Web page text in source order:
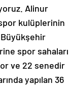
Alinur
kulüplerinin
Büyükşehir
spor sahaları
ve 22 senedir
yapılan 36